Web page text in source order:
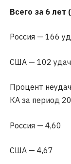
Всего за 6 лет
Россия — 166
США — 102
Процент
КА за период
Россия — 4,60
США — 4,67